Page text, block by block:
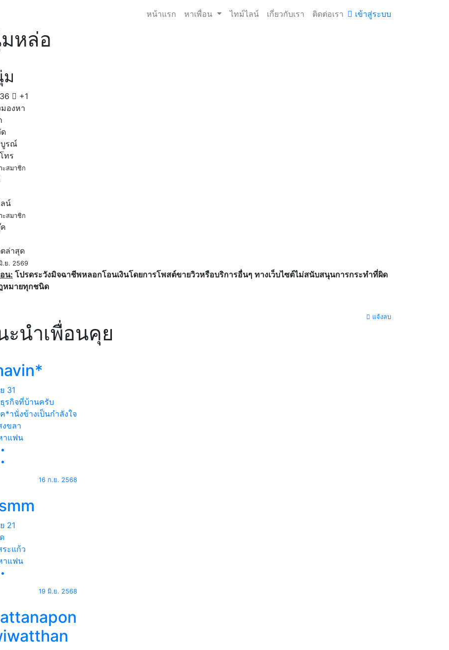
หน้าแรก หาเพื่อน ไทม์ไลน์ เกี่ยวกับเรา ติดต่อเรา เข้าสู่ระบบ
หล่อ
36
+1
องหา
บูรณ์
ทร
ะสมาชิก
น์
ะสมาชิก
ล่าสุด
.ย. 2569
น: โปรดระวังมิจฉาชีพหลอกโอนเงินโดยการโพสต์ขายวิวหรือบริการอื่นๆ ทางเว็บไซต์ไม่สนับสนุนการกระทำที่ผิด
หมายทุกชนิด
แจ้งลบ
ะนำเพื่อนคุย
31
รกิจที่บ้านครับ
*านั่งข้างเป็นกำลังใจ
งขลา
าแฟน
16 ก.ย. 2568
21
ระแก้ว
าแฟน
19 มิ.ย. 2568